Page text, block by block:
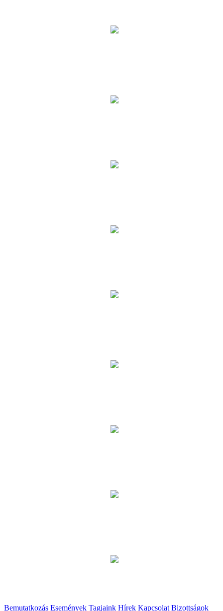
Bemutatkozás Események Tagjaink Hírek Kapcsolat Bizottságok